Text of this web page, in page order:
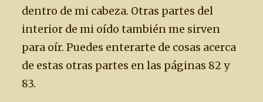
dentro de mi cabeza. Otras partes del
interior de mi oído también me sirven
para oír. Puedes enterarte de cosas acerca
de estas otras partes en las páginas 82 y
83.